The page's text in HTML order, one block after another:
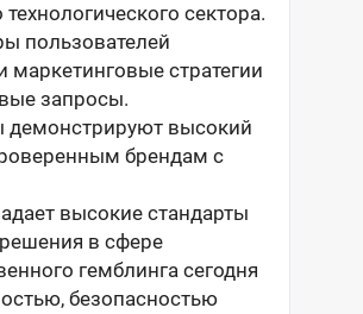
сектора.
пользователей
маркетинговые стратегии
запросы.
демонстрируют высокий
брендам с
высокие стандарты
в сфере
гемблинга сегодня
безопасностью